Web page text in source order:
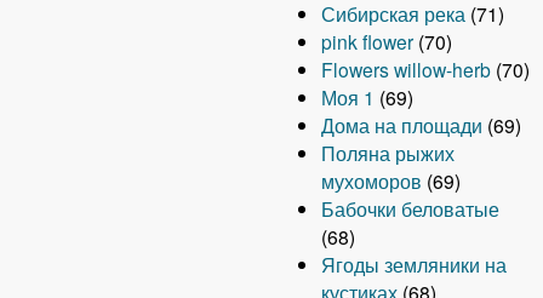
Сибирская река (71)
pink flower (70)
Flowers willow-herb (70)
Моя 1 (69)
Дома на площади (69)
Поляна рыжих
мухоморов (69)
Бабочки беловатые
(68)
Ягоды земляники на
кустиках (68)